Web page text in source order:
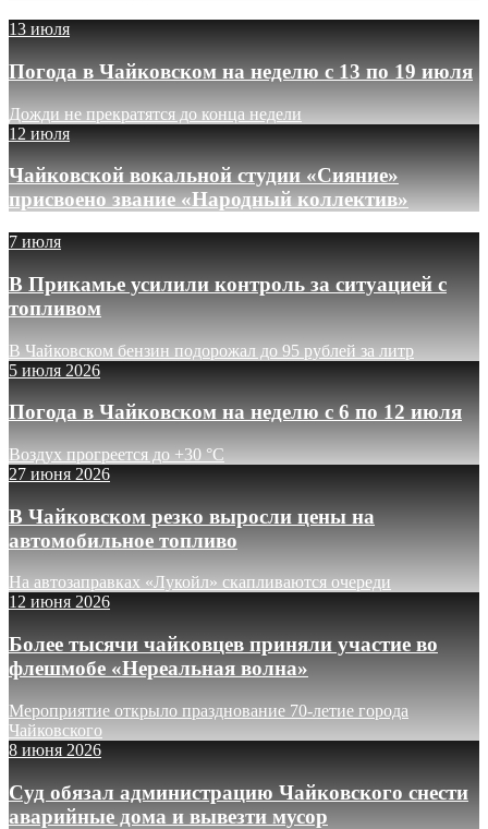
13 июля
Погода в Чайковском на неделю с 13 по 19 июля
Дожди не прекратятся до конца недели
12 июля
Чайковской вокальной студии «Сияние»
присвоено звание «Народный коллектив»
7 июля
В Прикамье усилили контроль за ситуацией с
топливом
В Чайковском бензин подорожал до 95 рублей за литр
5 июля 2026
Погода в Чайковском на неделю с 6 по 12 июля
Воздух прогреется до +30 °C
27 июня 2026
В Чайковском резко выросли цены на
автомобильное топливо
На автозаправках «Лукойл» скапливаются очереди
12 июня 2026
Более тысячи чайковцев приняли участие во
флешмобе «Нереальная волна»
Мероприятие открыло празднование 70-летие города
Чайковского
8 июня 2026
Суд обязал администрацию Чайковского снести
аварийные дома и вывезти мусор